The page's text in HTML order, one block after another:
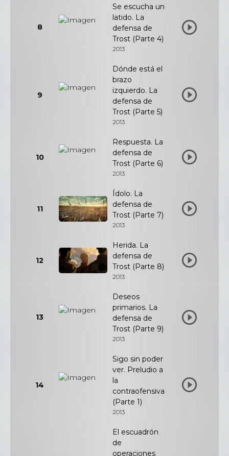
8
Se escucha un
latido. La
defensa de
Trost (Parte 4)
2013
9
Dónde está el
brazo
izquierdo. La
defensa de
Trost (Parte 5)
2013
10
Respuesta. La
defensa de
Trost (Parte 6)
2013
11
Ídolo. La
defensa de
Trost (Parte 7)
2013
12
Herida. La
defensa de
Trost (Parte 8)
2013
13
Deseos
primarios. La
defensa de
Trost (Parte 9)
2013
14
Sigo sin poder
ver. Preludio a
la
contraofensiva
(Parte 1)
2013
El escuadrón
de
operaciones